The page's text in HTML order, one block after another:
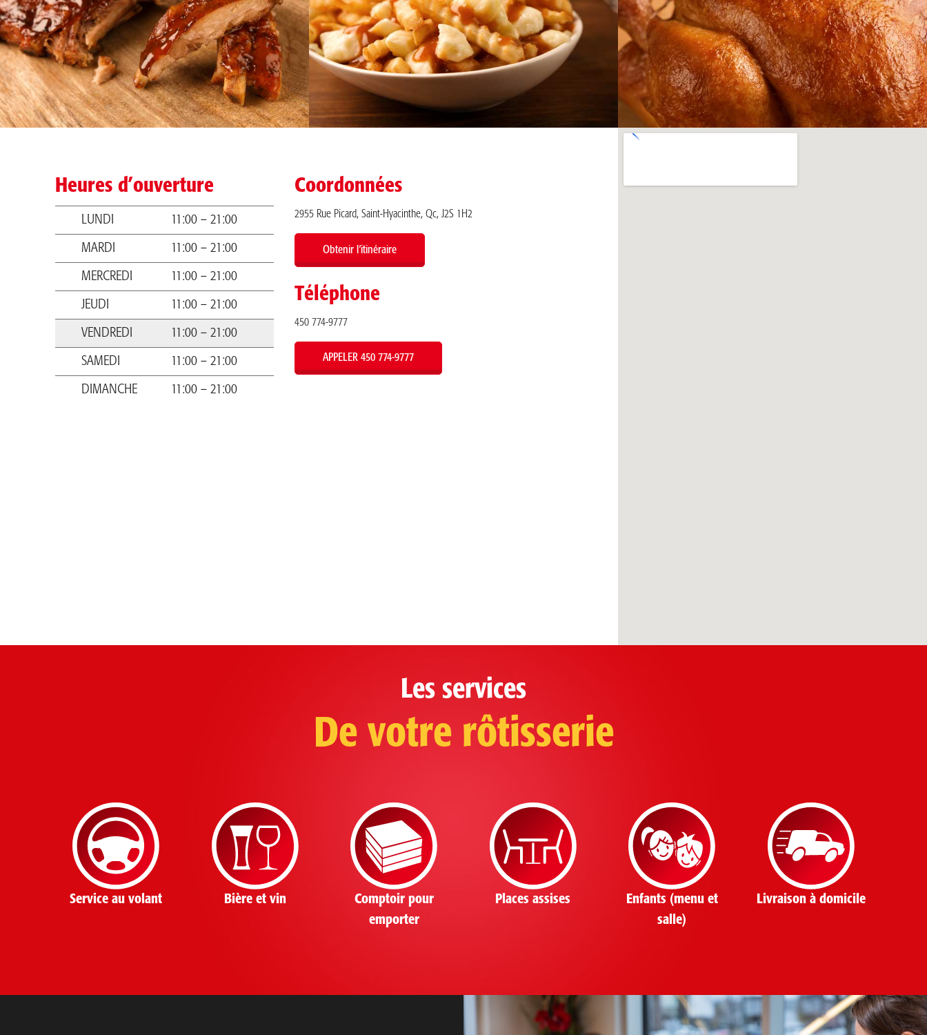
Heures d’ouverture
LUNDI 11:00 – 21:00
MARDI 11:00 – 21:00
MERCREDI 11:00 – 21:00
JEUDI 11:00 – 21:00
VENDREDI 11:00 – 21:00
SAMEDI 11:00 – 21:00
DIMANCHE 11:00 – 21:00
Coordonnées
2955 Rue Picard, Saint-Hyacinthe, Qc, J2S 1H2
Obtenir l’itinéraire
Téléphone
450 774-9777
APPELER 450 774-9777
Les services
De votre rôtisserie
Service au volant Bière et vin
Comptoir pour
emporter
Places assises
Enfants (menu et
salle)
Livraison à domicile